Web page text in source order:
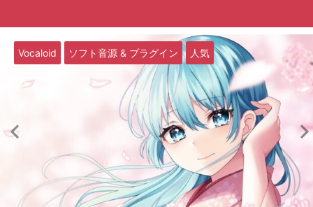
Vocaloid ソフト音源 & プラグイン 人気